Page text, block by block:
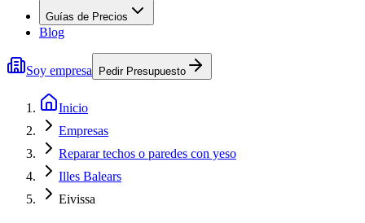
Guías de Precios
Blog
Soy empresa Pedir Presupuesto
Inicio
Empresas
Reparar techos o paredes con yeso
Illes Balears
Eivissa